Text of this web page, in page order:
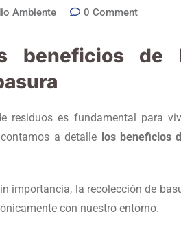
Ambiente 0 Comment
beneficios de
residuos es fundamental para
a detalle los beneficios
importancia, la recolección de
con nuestro entorno.